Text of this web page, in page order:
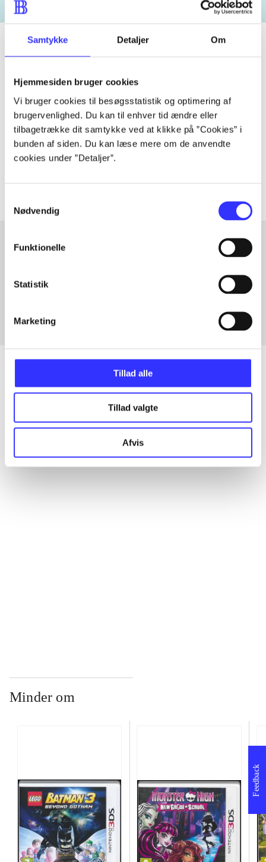
Samtykke Detaljer Om
Hjemmesiden bruger cookies
Vi bruger cookies til besøgsstatistik og optimering af
brugervenlighed. Du kan til enhver tid ændre eller
tilbagetrække dit samtykke ved at klikke på ”Cookies” i
bunden af siden. Du kan læse mere om de anvendte
cookies under ”Detaljer”.
Nødvendig
Funktionelle
Statistik
Marketing
Tillad alle
Tillad valgte
Afvis
Tidsskrift
Artiklen er en del af
lorem ipsum dolor sit amet ...
Tidsskrift
handler ofte om
Fra
Alle registrerede artikler fordelt på udgivelser
Minder om
Feedback